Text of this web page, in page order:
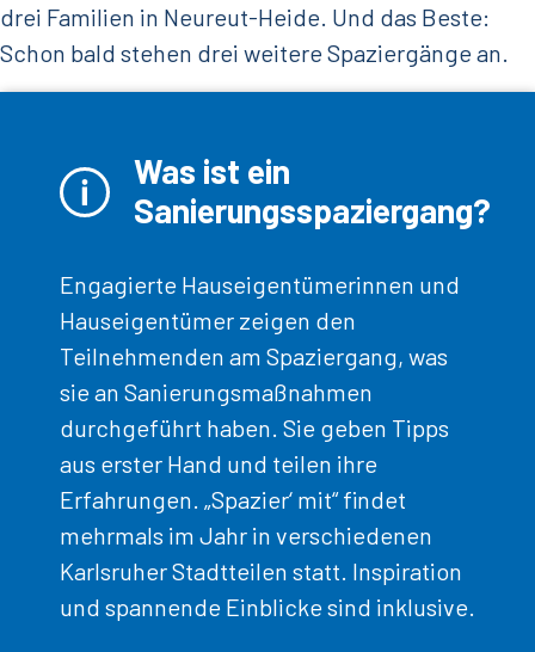
drei Familien in Neureut-Heide. Und das Beste:
Schon bald stehen drei weitere Spaziergänge an.
Was ist ein
Sanierungsspaziergang?
Engagierte Hauseigentümerinnen und
Hauseigentümer zeigen den
Teilnehmenden am Spaziergang, was
sie an Sanierungsmaßnahmen
durchgeführt haben. Sie geben Tipps
aus erster Hand und teilen ihre
Erfahrungen. „Spazier‘ mit“ findet
mehrmals im Jahr in verschiedenen
Karlsruher Stadtteilen statt. Inspiration
und spannende Einblicke sind inklusive.